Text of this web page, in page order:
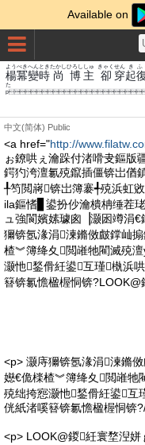
Available on
楊
よう
冪
べき
變
へん
時
とき
尚
たかし
博
ひろし
主
しゅ
卻
きゃく
穿
せん
起
き ふ
中文(简体) Public
<a href="http://
ぉ鐐哄ぇ瀹跺付渚嗗叏鏂版
鍔犳洿澶氱殑鑹插僵锛岀偤
╀笉閲嶈锛岀簿褰╃殑浜虹
ila鏂愭▊鍙扮仯瀹樻柟缍茬
ュ強閬嬪嫊璩囪▕灏囦竴涓
獮锛氬湪涓湅鏅傚皻鐣屾
楂︾簿绛夊閲嶉牠閵滅殑
灏忚鍫傦紝鍙互瑾槸浜
簮锛氱憺楹楃恫锛
<p> 灏庤獮锛氬湪涓湅鏅
嬨€佹檪楂︾簿绛夊閲嶉牠
殑绌挎惌灏忚鍫傦紝鍙互
侊紙渚嗘簮锛氱憺楹楃恫锛
<p> LOOK@鍐紝寰堥湼